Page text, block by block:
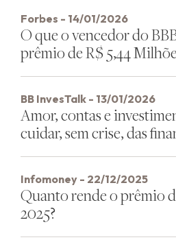
Forbes - 14/01/2026
O que o vencedor do
prêmio de R$ 5,44
BB InvesTalk - 13/01/2026
Amor, contas e
cuidar, sem crise, das
Infomoney - 22/12/2025
Quanto rende o prêmio
2025?